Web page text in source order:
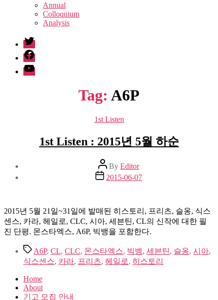
Annual
Colloquium
Analysis
twitter
facebook
Youtube
Tag: A6P
Categories
1st Listen
1st Listen : 2015년 5월 하순
Post
author
By Editor
Post
date
2015-06-07
2015년 5월 21일~31일에 발매된 히스토리, 프리츠, 슬옹, 식스
센스, 카라, 헤일로, CLC, 시아, 세븐틴, CL의 신작에 대한 필
진 단평. 몬스타엑스, A6P, 빅뱅을 포함한다.
TagsA6P, CL, CLC, 몬스타엑스, 빅뱅, 세븐틴, 슬옹, 시아,
식스센스, 카라, 프리츠, 헤일로, 히스토리
Home
About
기고 모집 안내